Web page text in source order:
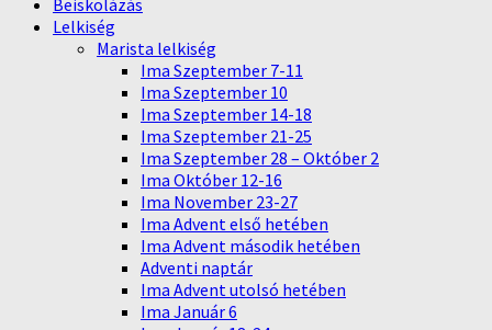
Beiskolázás
Lelkiség
Marista lelkiség
Ima Szeptember 7-11
Ima Szeptember 10
Ima Szeptember 14-18
Ima Szeptember 21-25
Ima Szeptember 28 – Október 2
Ima Október 12-16
Ima November 23-27
Ima Advent első hetében
Ima Advent második hetében
Adventi naptár
Ima Advent utolsó hetében
Ima Január 6